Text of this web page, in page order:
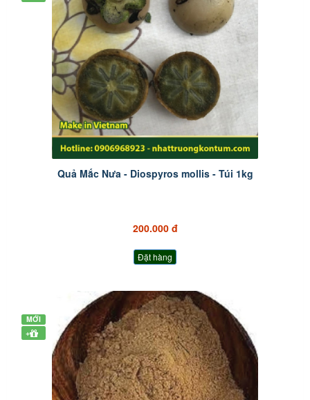
Quả Mắc Nưa - Diospyros mollis - Túi 1kg
200.000 đ
Đặt hàng
MỚI
+